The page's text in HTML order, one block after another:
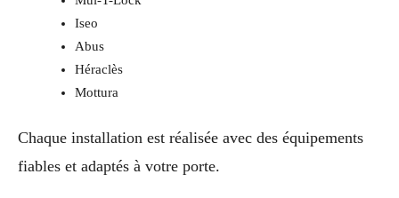
Iseo
Abus
Héraclès
Mottura
Chaque installation est réalisée avec des équipements
fiables et adaptés à votre porte.